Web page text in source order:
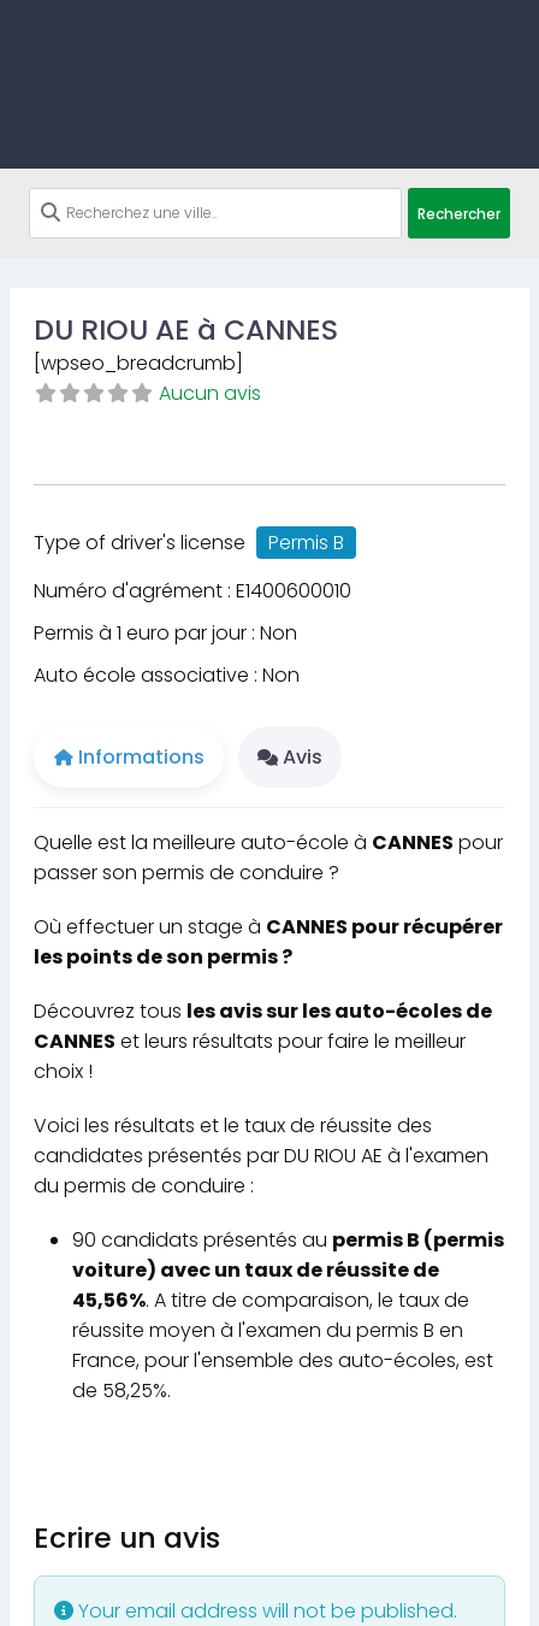
Rechercher
DU RIOU AE à CANNES
[wpseo_breadcrumb]
Aucun avis
Type of driver's license
Permis B
Numéro d'agrément : E1400600010
Permis à 1 euro par jour : Non
Auto école associative : Non
Informations Avis
Quelle est la meilleure auto-école à CANNES pour
passer son permis de conduire ?
Où effectuer un stage à CANNES pour récupérer
les points de son permis ?
Découvrez tous les avis sur les auto-écoles de
CANNES et leurs résultats pour faire le meilleur
choix !
Voici les résultats et le taux de réussite des
candidates présentés par DU RIOU AE à l'examen
du permis de conduire :
90 candidats présentés au permis B (permis
voiture) avec un taux de réussite de
45,56%. A titre de comparaison, le taux de
réussite moyen à l'examen du permis B en
France, pour l'ensemble des auto-écoles, est
de 58,25%.
Ecrire un avis
Your email address will not be published.